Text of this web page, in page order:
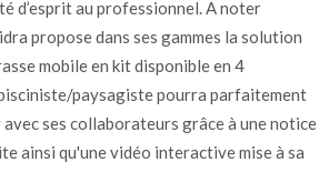
d’esprit au professionnel. A noter
propose dans ses gammes la solution
mobile en kit disponible en 4
paysagiste pourra parfaitement
ses collaborateurs grâce à une notice
ainsi qu'une vidéo interactive mise à sa